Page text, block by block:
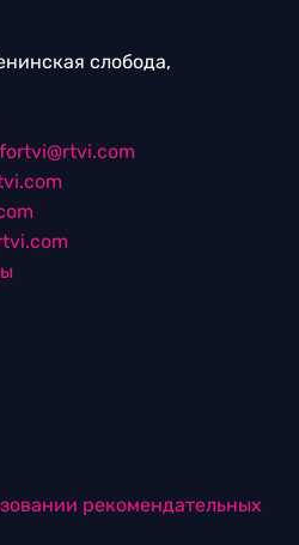
слобода,
рекомендательных